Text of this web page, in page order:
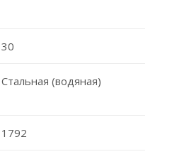
30
Стальная (водяная)
1792